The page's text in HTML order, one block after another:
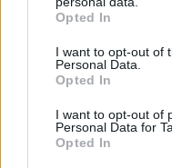
grant or deny consent
use your data for below
consent section.
Opted In
I want to opt-out of
Personal Data.
Opted In
I want to opt-out of
Personal Data for
Opted In